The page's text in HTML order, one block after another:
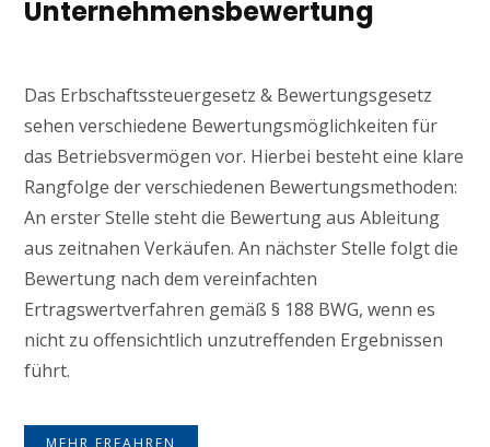
Unternehmensbewertung
Das Erbschaftssteuergesetz & Bewertungsgesetz
sehen verschiedene Bewertungsmöglichkeiten für
das Betriebsvermögen vor. Hierbei besteht eine klare
Rangfolge der verschiedenen Bewertungsmethoden:
An erster Stelle steht die Bewertung aus Ableitung
aus zeitnahen Verkäufen. An nächster Stelle folgt die
Bewertung nach dem vereinfachten
Ertragswertverfahren gemäß § 188 BWG, wenn es
nicht zu offensichtlich unzutreffenden Ergebnissen
führt.